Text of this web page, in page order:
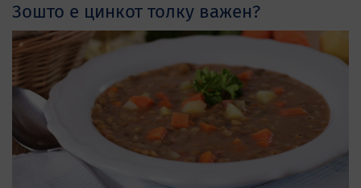
Зошто е цинкот толку важен?